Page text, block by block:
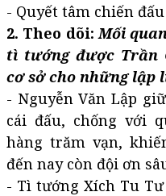
- Quyết tâm chiến
2. Theo dõi:Mối
tì tướng được Trần
cơ sở cho những lập
- Nguyễn Văn Lập
cái đấu, chống với
hàng trăm vạn,
đến nay còn đội ơn
- Tì tướng Xích Tu